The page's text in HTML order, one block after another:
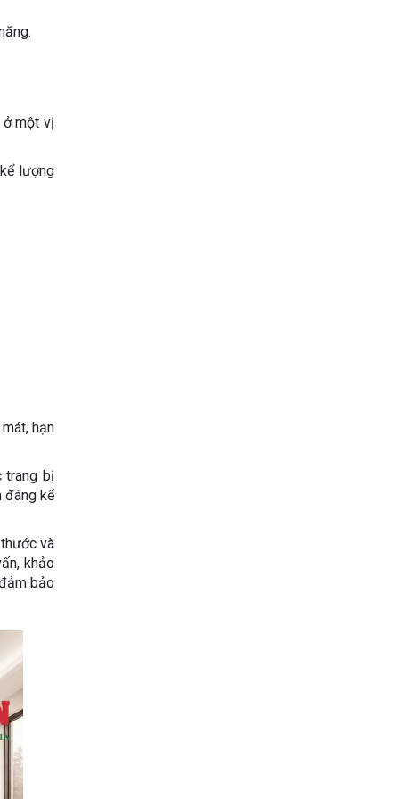
ở một vị
lượng
hạn
trang bị
đáng kể
và
khảo
bảo